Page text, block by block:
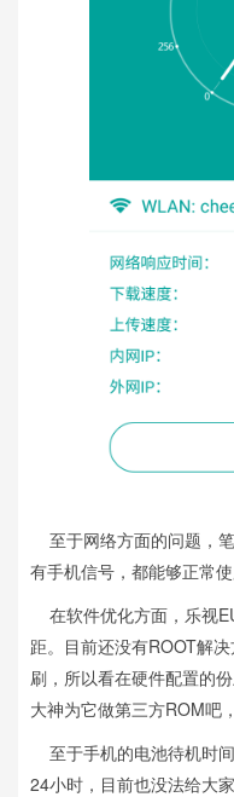
至于网络方面的问题，
有手机信号，都能够正常使
在软件优化方面，乐视
距。目前还没有ROOT解
刷，所以看在硬件配置的
大神为它做第三方ROM吧
至于手机的电池待机时
24小时，目前也没法给大